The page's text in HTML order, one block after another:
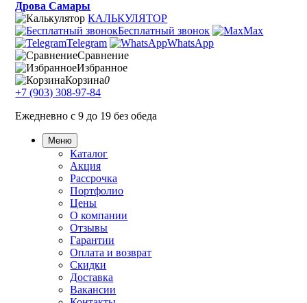
Дрова Самары
КАЛЬКУЛЯТОР
Бесплатный звонок
Max
Telegram
WhatsApp
Сравнение
Избранное
Корзина0
+7 (903) 308-97-84
Ежедневно с 9 до 19 без обеда
Меню
Каталог
Акция
Рассрочка
Портфолио
Цены
О компании
Отзывы
Гарантии
Оплата и возврат
Скидки
Доставка
Вакансии